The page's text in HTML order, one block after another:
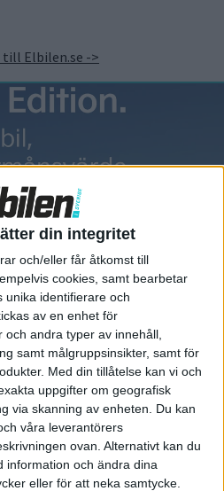
din integritet
och/eller får åtkomst till
cookies, samt bearbetar
unika identifierare och
av en enhet för
andra typer av innehåll,
samt målgruppsinsikter, samt för
Med din tillåtelse kan vi och
uppgifter om geografisk
via skanning av enheten. Du kan
våra leverantörers
ovan. Alternativt kan du
information och ändra dina
eller för att neka samtycke.
till Elbilen.se ->
de senaste nyheterna!